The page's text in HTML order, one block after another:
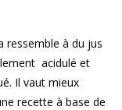
ressemble à du jus
acidulé et
Il vaut mieux
recette à base de